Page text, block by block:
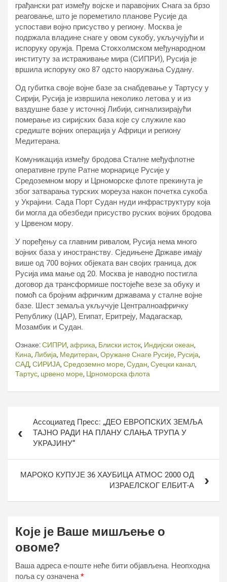
грађански рат између војске и паравојних Снага за брзо
реаговање, што је пореметило планове Русије да
успостави војно присуство у региону. Москва је
подржала владине снаге у овом сукобу, укључујући и
испоруку оружја. Према Стокхолмском међународном
институту за истраживање мира (СИПРИ), Русија је
вршила испоруку око 87 одсто наоружања Судану.
Од губитка своје војне базе за снабдевање у Тартусу у
Сирији, Русија је извршила неколико летова у и из
ваздушне базе у источној Либији, сигнализирајући
померање из сиријских база које су служиле као
средиште војних операција у Африци и региону
Медитерана.
Комуникација између бродова Сталне међуфлотне
оперативне групе Ратне морнарице Русије у
Средоземном мору и Црноморске флоте прекинута је
због затварања турских мореуза након почетка сукоба
у Украјини. Сада Порт Судан нуди инфраструктуру која
би могла да обезбеди присуство руских војних бродова
у Црвеном мору.
У поређењу са главним ривалом, Русија нема много
војних база у иностранству. Сједињене Државе имају
више од 700 војних објеката ван својих граница, док
Русија има мање од 20. Москва је наводно постигла
договор да трансформише постојеће везе за обуку и
помоћ са бројним афричким државама у сталне војне
базе. Шест земаља укључује Централноафричку
Републику (ЦАР), Египат, Еритреју, Мадагаскар,
Мозамбик и Судан.
Ознаке:СИПРИ, африка, Блиски исток, Индијски океан,
Кина, Либија, Медитеран, Оружане Снаге Русије, Русија,
САД, СИРИЈА, Средоземно море, Судан, Суецки канал,
Тартус, црвено море, Црноморска флота
чланкаАссоциатед Пресс: „ДЕО ЕВРОПСКИХ ЗЕМЉА
ТАЈНО РАДИ НА ПЛАНУ СЛАЊА ТРУПА У
УКРАЈИНУ“
МАРОКО КУПУЈЕ 36 ХАУБИЦА АТМОС 2000 ОД
ИЗРАЕЛСКОГ ЕЛБИТ-А
Које је Ваше мишљење о
овоме?
Ваша адреса е-поште неће бити објављена. Неопходна
поља су означена*